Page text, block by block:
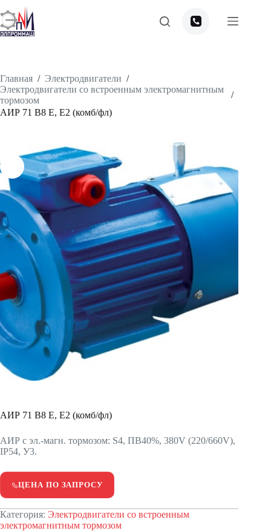
Перейти
к
сути
Главная / Электродвигатели /
Электродвигатели со встроенным электромагнитным
тормозом
/
АИР 71 В8 Е, Е2 (комб/фл)
АИР 71 В8 Е, Е2 (комб/фл)
АИР с эл.-магн. тормозом: S4, ПВ40%, 380V (220/660V),
IP54, У3.
ЦЕНА ПО ЗАПРОСУ
Категория: Электродвигатели со встроенным
электромагнитным тормозом